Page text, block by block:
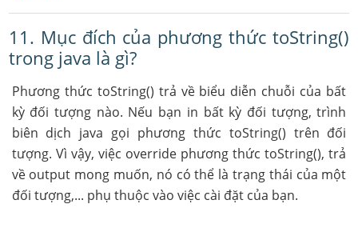
11. Mục đích của phương thức toString()
trong java là gì?
Phương thức toString() trả về biểu diễn chuỗi của bất
kỳ đối tượng nào. Nếu bạn in bất kỳ đối tượng, trình
biên dịch java gọi phương thức toString() trên đối
tượng. Vì vậy, việc override phương thức toString(), trả
về output mong muốn, nó có thể là trạng thái của một
đối tượng,... phụ thuộc vào việc cài đặt của bạn.